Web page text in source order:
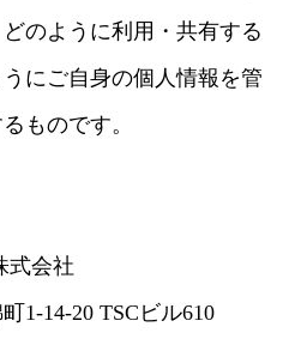
のように利用・共有する
にご自身の個人情報を管
ものです。
式会社
1-14-20 TSCビル610